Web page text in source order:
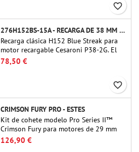
favorite_border
276H152BS-15A - RECARGA DE 38 MM CTI
Recarga clásica H152 Blue Streak para
motor recargable Cesaroni P38-2G. El
retardo de 15 segundos se puede
ajustar mediante la herramienta ProDAT
78,50 €
favorite_border
CRIMSON FURY PRO - ESTES
Kit de cohete modelo Pro Series II™
Crimson Fury para motores de 29 mm
tipo E, F y G. Diseñado para coheteros
avanzados, Crimson Fury ofrece
126,90 €